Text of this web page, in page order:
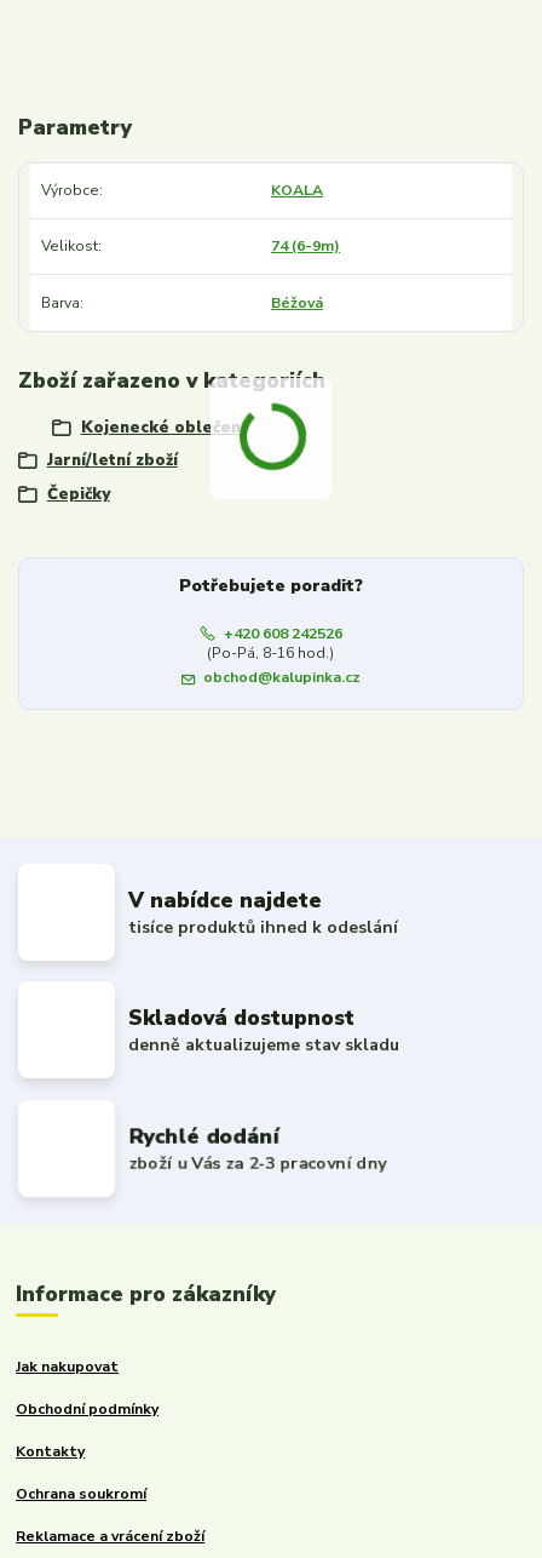
Parametry
Výrobce KOALA
Velikost 74 (6-9m)
Barva Béžová
Zboží zařazeno v kategoriích
Kojenecké oblečení
Jarní/letní zboží
Čepičky
Potřebujete poradit?
+420 608 242526
(Po-Pá, 8-16 hod.)
obchod@kalupinka.cz
V nabídce najdete
tisíce produktů ihned k odeslání
Skladová dostupnost
denně aktualizujeme stav skladu
Rychlé dodání
zboží u Vás za 2-3 pracovní dny
Informace pro zákazníky
Jak nakupovat
Obchodní podmínky
Kontakty
Ochrana soukromí
Reklamace a vrácení zboží